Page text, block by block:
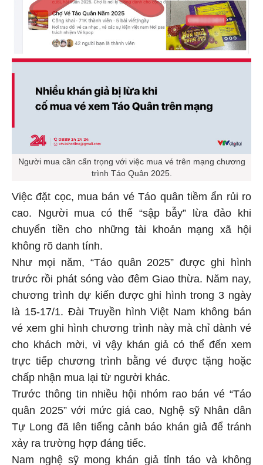
Người mua cần cẩn trọng với việc mua vé trên mạng chương
trình Táo Quân 2025.
Việc đặt cọc, mua bán vé Táo quân tiềm ẩn rủi ro
cao. Người mua có thể “sập bẫy” lừa đảo khi
chuyển tiền cho những tài khoản mạng xã hội
không rõ danh tính.
Như mọi năm, “Táo quân 2025” được ghi hình
trước rồi phát sóng vào đêm Giao thừa. Năm nay,
chương trình dự kiến được ghi hình trong 3 ngày
là 15-17/1. Đài Truyền hình Việt Nam không bán
vé xem ghi hình chương trình này mà chỉ dành vé
cho khách mời, vì vậy khán giả có thể đến xem
trực tiếp chương trình bằng vé được tặng hoặc
chấp nhận mua lại từ người khác.
Trước thông tin nhiều hội nhóm rao bán vé “Táo
quân 2025” với mức giá cao, Nghệ sỹ Nhân dân
Tự Long đã lên tiếng cảnh báo khán giả để tránh
xảy ra trường hợp đáng tiếc.
Nam nghệ sỹ mong khán giả tỉnh táo và không